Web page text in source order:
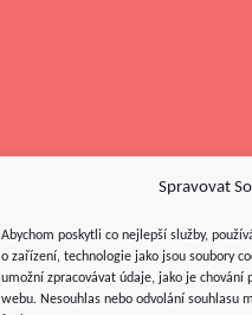
Spravovat
Abychom poskytli co nejlepší služby,
o zařízení, technologie jako jsou soubory
umožní zpracovávat údaje, jako je
webu. Nesouhlas nebo odvolání souhlasu